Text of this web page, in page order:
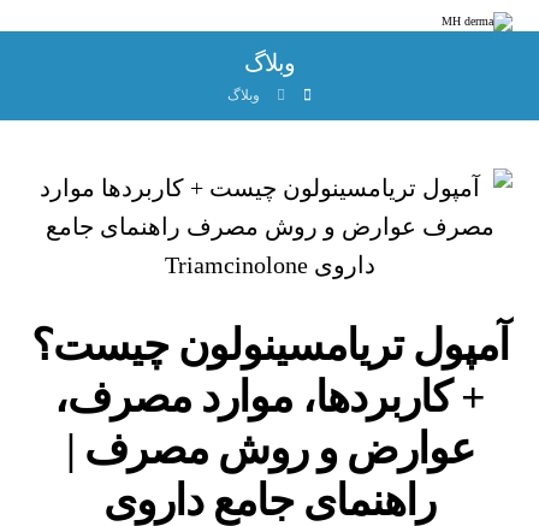
وبلاگ
وبلاگ
آمپول تریامسینولون چیست؟
+ کاربردها، موارد مصرف،
عوارض و روش مصرف |
راهنمای جامع داروی